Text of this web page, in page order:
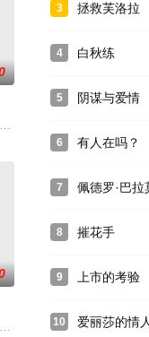
朋友，五个
井离乡，来到杭州府开了
饰）和皮特（John Dore
养，兄弟间
的高材生，如今却成为了一
饰）曾在幼年时期
3 拯救芙洛拉
4 白秋练
5 阴谋与爱情
6 有人在吗？
7 佩德罗·巴拉
8 摧花手
9 上市的考验
10 爱丽莎的情人